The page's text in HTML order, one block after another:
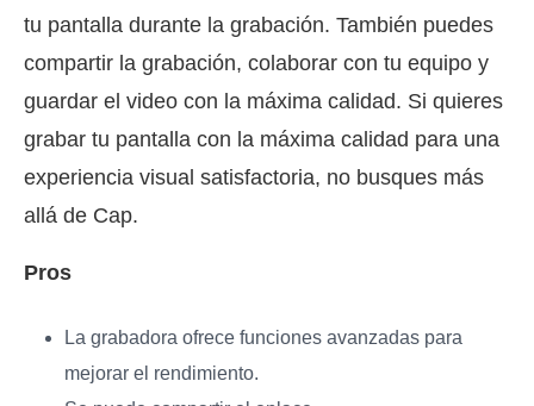
tu pantalla durante la grabación. También puedes
compartir la grabación, colaborar con tu equipo y
guardar el video con la máxima calidad. Si quieres
grabar tu pantalla con la máxima calidad para una
experiencia visual satisfactoria, no busques más
allá de Cap.
Pros
La grabadora ofrece funciones avanzadas para
mejorar el rendimiento.